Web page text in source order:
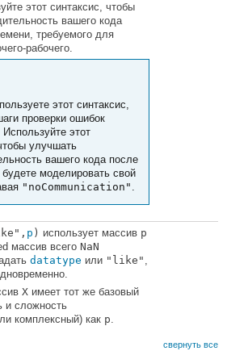
этот синтаксис, чтобы
вашего кода
требуемого для
рабочего.
этот синтаксис,
проверки ошибок
этот
улучшать
вашего кода после
будете моделировать свой
"noCommunication" .
p ) использует массив p
массив всего NaN
datatype или "like" ,
X имеет тот же базовый
и сложность
комплексный) как p.
свернуть все